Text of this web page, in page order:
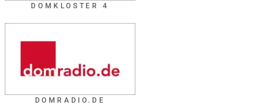
DOMKLOSTER 4
DOMRADIO.DE